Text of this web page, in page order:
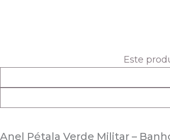
Este
Anel Pétala Verde Militar –
R$258,00.
é: